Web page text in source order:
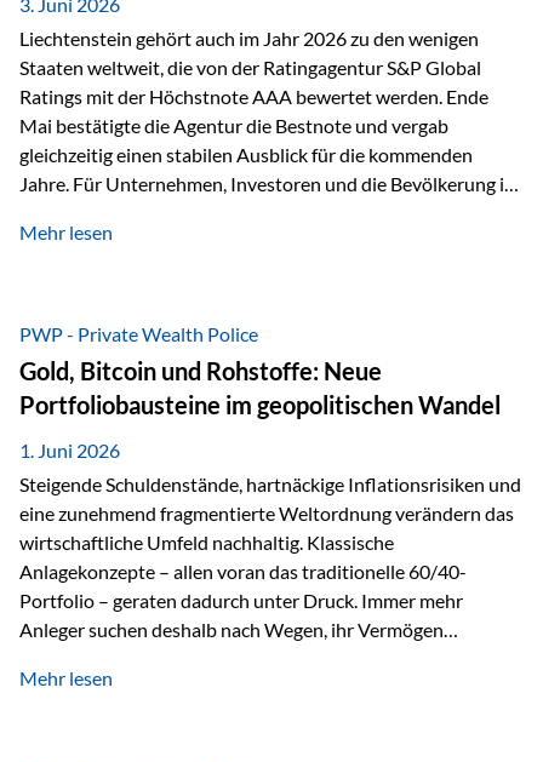
Liechtenstein gehört auch im Jahr 2026 zu den wenigen
Staaten weltweit, die von der Ratingagentur S&P Global
Ratings mit der Höchstnote AAA bewertet werden. Ende
Mai bestätigte die Agentur die Bestnote und vergab
gleichzeitig einen stabilen Ausblick für die kommenden
Jahre. Für Unternehmen, Investoren und die Bevölkerung ist
finanzielle Stabilität des Landes sowie das Vertrauen
trotz Herausforderungen Die weltwirtschaftlichen
Rahmenbedingungen bleiben anspruchsvoll. Geopolitische
Unsicherheiten, eine verhaltene Investitionstätigkeit und
eine schwächere Nachfrage in wichtigen Exportmärkten
beeinflussen auch die liechtensteinische Wirtschaft.
Dennoch sieht…
Mehr lesen
PWP - Private Wealth Police
Gold, Bitcoin und Rohstoffe: Neue
Portfoliobausteine im geopolitischen Wandel
1. Juni 2026
Steigende Schuldenstände, hartnäckige Inflationsrisiken und
eine zunehmend fragmentierte Weltordnung verändern das
wirtschaftliche Umfeld nachhaltig. Klassische
Anlagekonzepte – allen voran das traditionelle 60/40-
Portfolio – geraten dadurch unter Druck. Immer mehr
Anleger suchen deshalb nach Wegen, ihr Vermögen
Unsicherheit abzusichern. Genau hier rücken reale und
Mehr lesen